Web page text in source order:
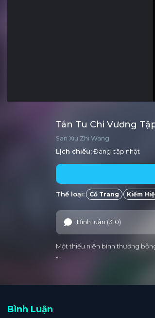
Tán Tu Chi Vương
San Xiu Zhi Wang
Lịch chiếu:Đang cập nhật
Thể loại: Cổ Trang Kiếm
Bình luận (310)
Một thiếu niên bình thường
Bình Luận